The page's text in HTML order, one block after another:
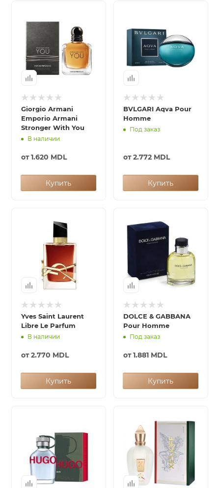
Giorgio Armani
Emporio Armani
Stronger With You
В наличии
от1.620 MDL
Купить
BVLGARI Aqva Pour
Homme
Под заказ
от2.772 MDL
Купить
Yves Saint Laurent
Libre Le Parfum
В наличии
от2.770 MDL
Купить
DOLCE & GABBANA
Pour Homme
Под заказ
от1.881 MDL
Купить